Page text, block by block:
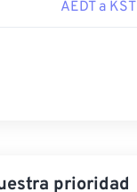
AEDT a KST
prioridad